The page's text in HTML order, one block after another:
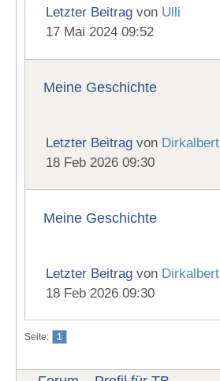
Letzter Beitrag von Ulli
17 Mai 2024 09:52
Meine Geschichte
Letzter Beitrag von Dirkalbert
18 Feb 2026 09:30
Meine Geschichte
Letzter Beitrag von Dirkalbert
18 Feb 2026 09:30
Seite: 1